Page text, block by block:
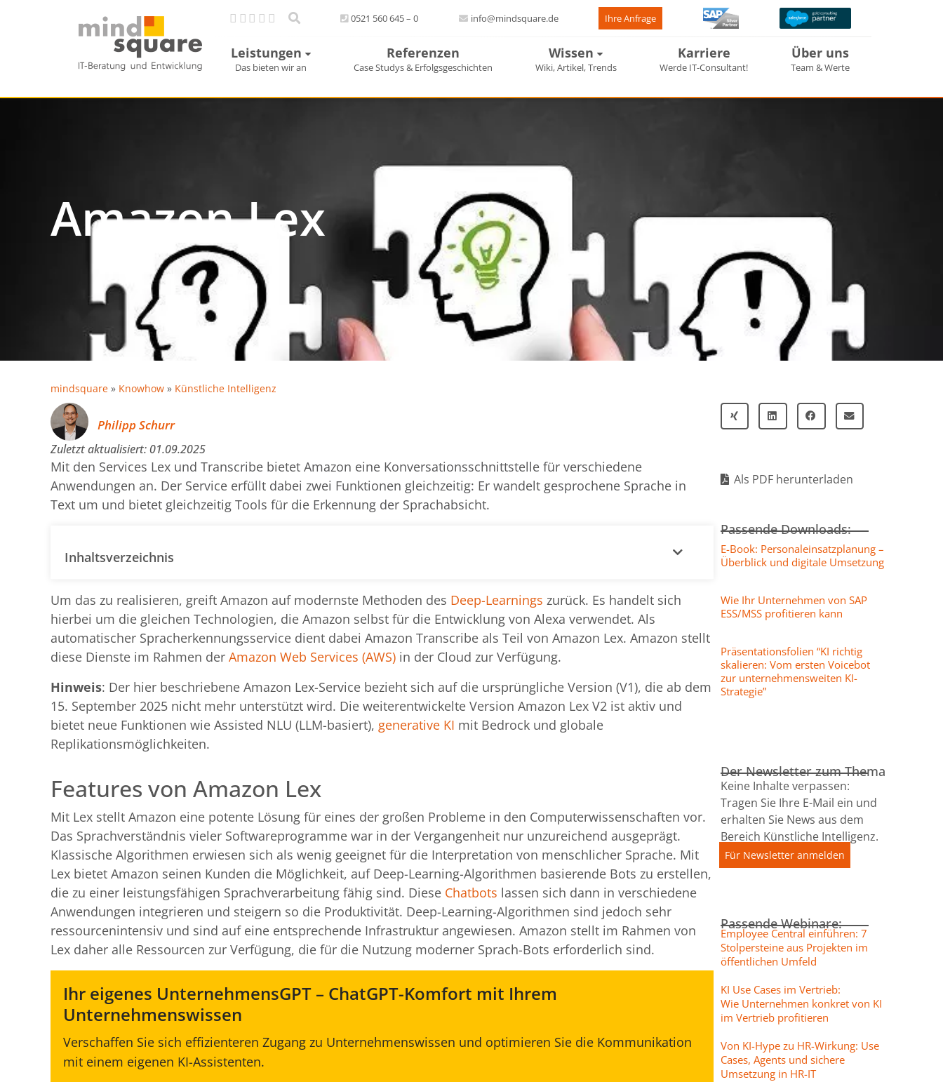
0521 560 645 – 0 info@mindsquare.de Ihre Anfrage
Leistungen
Das bieten wir an
Referenzen
Case Studys & Erfolgsgeschichten
Wissen
Wiki, Artikel, Trends
Karriere
Werde IT-Consultant!
Über uns
Team & Werte
Amazon Lex
mindsquare » Knowhow » Künstliche Intelligenz
Philipp Schurr
Zuletzt aktualisiert: 01.09.2025
Mit den Services Lex und Transcribe bietet Amazon eine Konversationsschnittstelle für verschiedene
Anwendungen an. Der Service erfüllt dabei zwei Funktionen gleichzeitig: Er wandelt gesprochene Sprache in
Text um und bietet gleichzeitig Tools für die Erkennung der Sprachabsicht.
Inhaltsverzeichnis
Um das zu realisieren, greift Amazon auf modernste Methoden des Deep-Learnings zurück. Es handelt sich
hierbei um die gleichen Technologien, die Amazon selbst für die Entwicklung von Alexa verwendet. Als
automatischer Spracherkennungsservice dient dabei Amazon Transcribe als Teil von Amazon Lex. Amazon stellt
diese Dienste im Rahmen der Amazon Web Services (AWS) in der Cloud zur Verfügung.
Hinweis: Der hier beschriebene Amazon Lex-Service bezieht sich auf die ursprüngliche Version (V1), die ab dem
15. September 2025 nicht mehr unterstützt wird. Die weiterentwickelte Version Amazon Lex V2 ist aktiv und
bietet neue Funktionen wie Assisted NLU (LLM-basiert), generative KI mit Bedrock und globale
Replikationsmöglichkeiten.
Features von Amazon Lex
Mit Lex stellt Amazon eine potente Lösung für eines der großen Probleme in den Computerwissenschaften vor.
Das Sprachverständnis vieler Softwareprogramme war in der Vergangenheit nur unzureichend ausgeprägt.
Klassische Algorithmen erwiesen sich als wenig geeignet für die Interpretation von menschlicher Sprache. Mit
Lex bietet Amazon seinen Kunden die Möglichkeit, auf Deep-Learning-Algorithmen basierende Bots zu erstellen,
die zu einer leistungsfähigen Sprachverarbeitung fähig sind. Diese Chatbots lassen sich dann in verschiedene
Anwendungen integrieren und steigern so die Produktivität. Deep-Learning-Algorithmen sind jedoch sehr
ressourcenintensiv und sind auf eine entsprechende Infrastruktur angewiesen. Amazon stellt im Rahmen von
Lex daher alle Ressourcen zur Verfügung, die für die Nutzung moderner Sprach-Bots erforderlich sind.
Ihr eigenes UnternehmensGPT – ChatGPT-Komfort mit Ihrem
Unternehmenswissen
Verschaffen Sie sich effizienteren Zugang zu Unternehmenswissen und optimieren Sie die Kommunikation
mit einem eigenen KI-Assistenten.
Als PDF herunterladen
Passende Downloads:
E-Book: Personaleinsatzplanung –
Überblick und digitale Umsetzung
Wie Ihr Unternehmen von SAP
ESS/MSS profitieren kann
Präsentationsfolien “KI richtig
skalieren: Vom ersten Voicebot
zur unternehmensweiten KI-
Strategie”
Der Newsletter zum Thema
Keine Inhalte verpassen:
Tragen Sie Ihre E-Mail ein und
erhalten Sie News aus dem
Bereich Künstliche Intelligenz.
Für Newsletter anmelden
Passende Webinare:
Employee Central einführen: 7
Stolpersteine aus Projekten im
öffentlichen Umfeld
KI Use Cases im Vertrieb:
Wie Unternehmen konkret von KI
im Vertrieb profitieren
Von KI-Hype zu HR-Wirkung: Use
Cases, Agents und sichere
Umsetzung in HR-IT